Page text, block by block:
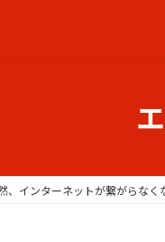
然、インターネットが繋がらなく